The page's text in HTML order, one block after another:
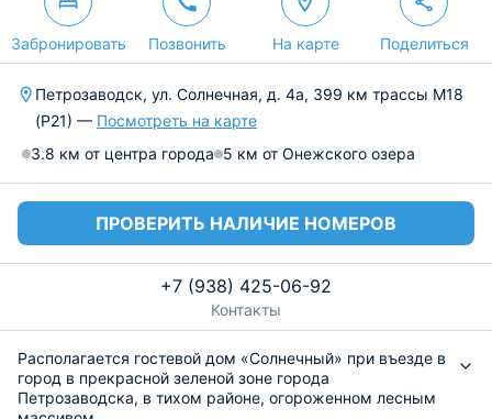
Забронировать Позвонить На карте Поделиться
Петрозаводск, ул. Солнечная, д. 4а, 399 км трассы М18
(Р21) — Посмотреть на карте
3.8 км от центра города 5 км от Онежского озера
ПРОВЕРИТЬ НАЛИЧИЕ НОМЕРОВ
+7 (938) 425-06-92
Контакты
Располагается гостевой дом «Солнечный» при въезде в
город в прекрасной зеленой зоне города
Петрозаводска, в тихом районе, огороженном лесным